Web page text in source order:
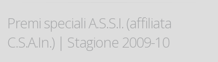
Premi speciali A.S.S.I. (affiliata
C.S.A.In.) | Stagione 2009-10